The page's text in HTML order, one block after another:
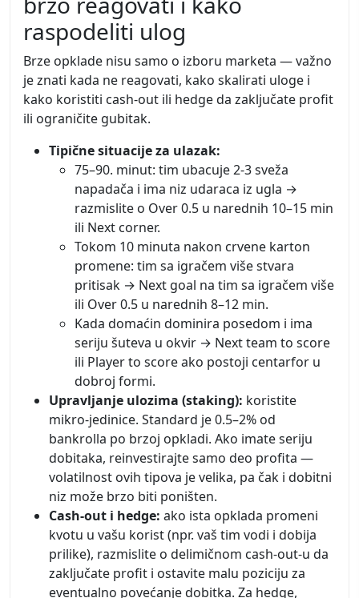
raspodeliti ulog
Brze opklade nisu samo o izboru marketa — važno
je znati kada ne reagovati, kako skalirati uloge i
kako koristiti cash-out ili hedge da zaključate profit
ili ograničite gubitak.
Tipične situacije za ulazak:
75–90. minut: tim ubacuje 2-3 sveža
napadača i ima niz udaraca iz ugla →
razmislite o Over 0.5 u narednih 10–15 min
ili Next corner.
Tokom 10 minuta nakon crvene karton
promene: tim sa igračem više stvara
pritisak → Next goal na tim sa igračem više
ili Over 0.5 u narednih 8–12 min.
Kada domaćin dominira posedom i ima
seriju šuteva u okvir → Next team to score
ili Player to score ako postoji centarfor u
dobroj formi.
Upravljanje ulozima (staking): koristite
mikro-jedinice. Standard je 0.5–2% od
bankrolla po brzoj opkladi. Ako imate seriju
dobitaka, reinvestirajte samo deo profita —
volatilnost ovih tipova je velika, pa čak i dobitni
niz može brzo biti poništen.
Cash-out i hedge: ako ista opklada promeni
kvotu u vašu korist (npr. vaš tim vodi i dobija
prilike), razmislite o delimičnom cash-out-u da
zaključate profit i ostavite malu poziciju za
eventualno povećanje dobitka. Za hedge,